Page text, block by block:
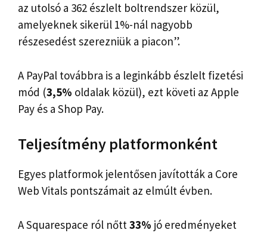
az utolsó a 362 észlelt boltrendszer közül,
amelyeknek sikerül 1%-nál nagyobb
részesedést szerezniük a piacon”.
A PayPal továbbra is a leginkább észlelt fizetési
mód (3,5% oldalak közül), ezt követi az Apple
Pay és a Shop Pay.
Teljesítmény platformonként
Egyes platformok jelentősen javították a Core
Web Vitals pontszámait az elmúlt évben.
A Squarespace ról nőtt 33% jó eredményeket